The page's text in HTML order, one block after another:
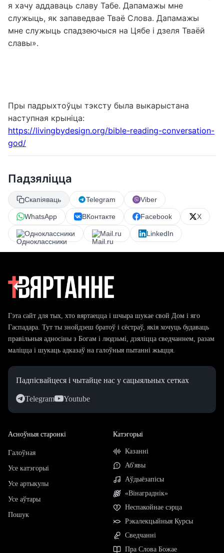
я хачу аддаваць славу Табе. Дапамажы мне
служыць, як запаведвае Тваё Слова. Дапамажы
мне служыць спадзеючыся на Цябе і дзеля Тваёй
славы».
Пры падрыхтоўцы тэксту была выкарыстана
наступная крыніца:
https://livingbydesign.org/bible-reading-conversation-
god/
Падзяліцца
Скапіяваць Telegram Viber
WhatsApp ВКонтакте Facebook X
Одноклассники Mail.ru LinkedIn
Гэта сайт для тых, хто вяртаецца і шчыра шукае свой Дом і яго
Гаспадара. Тут ты знойдзеш братоў і сёстраў, якія хочуць будаваць
правільныя адносіны з Богам і людзьмі, дзяліцца сведчаннем, разам
маліцца і шукаць адказаў на галоўныя пытанні жыцця.
Падпісвайцеся і чытайце нас у сацыяльных сетках
Telegram Youtube
Асноўныя старонкі
Галоўная
Усе катэгорыі
Усе артыкулы
Усе аўтары
Пошук
Катэгорыі
Казанні
Аб'явы
Аўдыёзапісы
«Вінаграднік»
Неспакойнае сэрца
Рэкалекцыйныя Курсы
Сведчанні
Пра Слова Божае